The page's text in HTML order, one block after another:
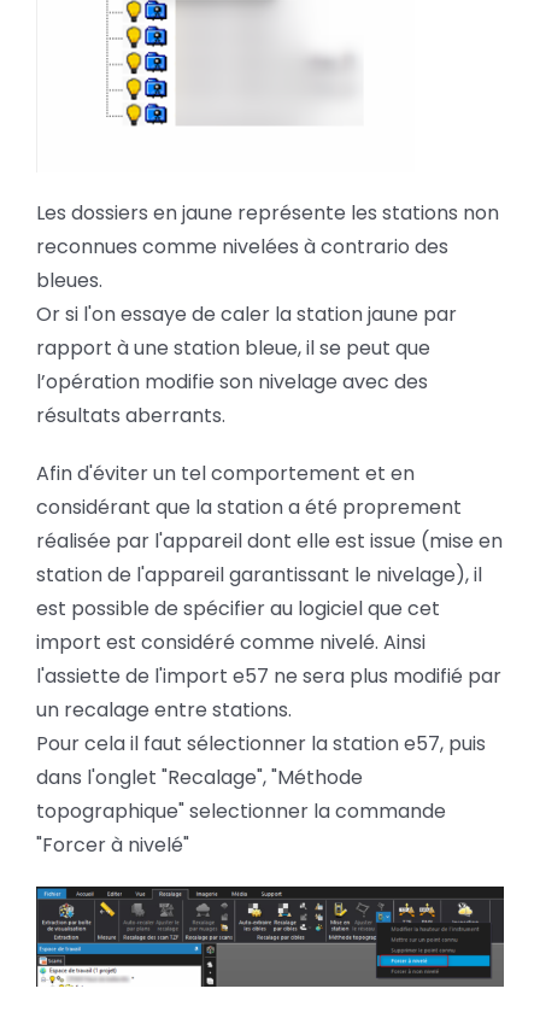
Les dossiers en jaune représente les stations non
reconnues comme nivelées à contrario des
bleues.
Or si l'on essaye de caler la station jaune par
rapport à une station bleue, il se peut que
l’opération modifie son nivelage avec des
résultats aberrants.
Afin d'éviter un tel comportement et en
considérant que la station a été proprement
réalisée par l'appareil dont elle est issue (mise en
station de l'appareil garantissant le nivelage), il
est possible de spécifier au logiciel que cet
import est considéré comme nivelé. Ainsi
l'assiette de l'import e57 ne sera plus modifié par
un recalage entre stations.
Pour cela il faut sélectionner la station e57, puis
dans l'onglet "Recalage", "Méthode
topographique" selectionner la commande
"Forcer à nivelé"